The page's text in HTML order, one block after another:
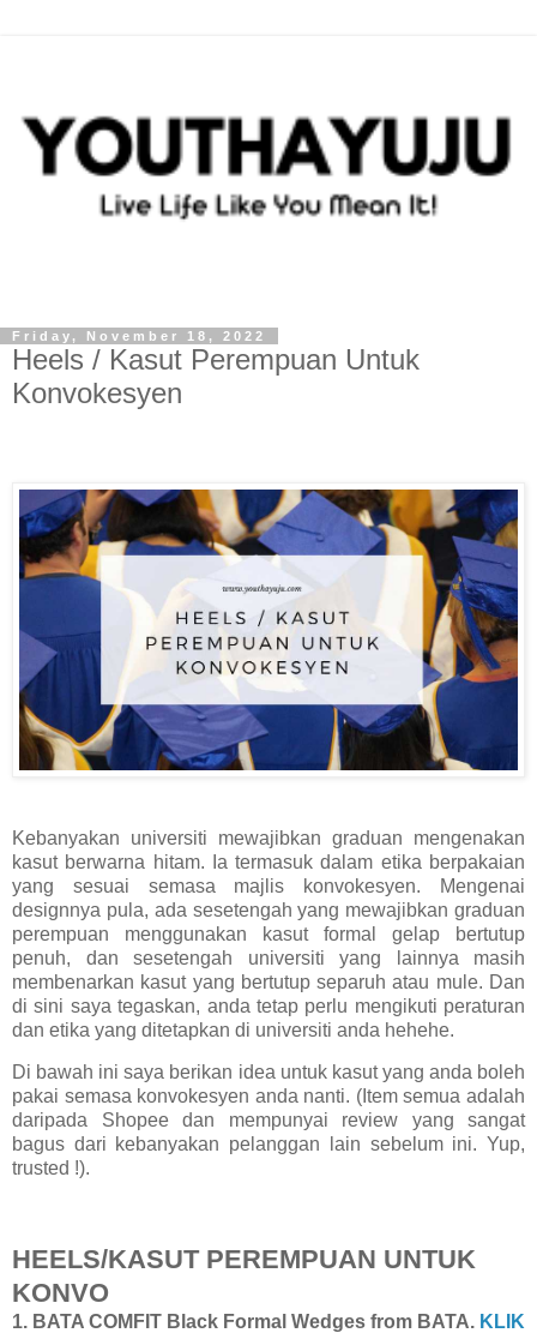
Friday, November 18, 2022
Heels / Kasut Perempuan Untuk
Konvokesyen
Kebanyakan universiti mewajibkan graduan mengenakan
kasut berwarna hitam. Ia termasuk dalam etika berpakaian
yang sesuai semasa majlis konvokesyen. Mengenai
designnya pula, ada sesetengah yang mewajibkan graduan
perempuan menggunakan kasut formal gelap bertutup
penuh, dan sesetengah universiti yang lainnya masih
membenarkan kasut yang bertutup separuh atau mule. Dan
di sini saya tegaskan, anda tetap perlu mengikuti peraturan
dan etika yang ditetapkan di universiti anda hehehe.
Di bawah ini saya berikan idea untuk kasut yang anda boleh
pakai semasa konvokesyen anda nanti. (Item semua adalah
daripada Shopee dan mempunyai review yang sangat
bagus dari kebanyakan pelanggan lain sebelum ini. Yup,
trusted !).
HEELS/KASUT PEREMPUAN UNTUK
KONVO
1. BATA COMFIT Black Formal Wedges from BATA. KLIK